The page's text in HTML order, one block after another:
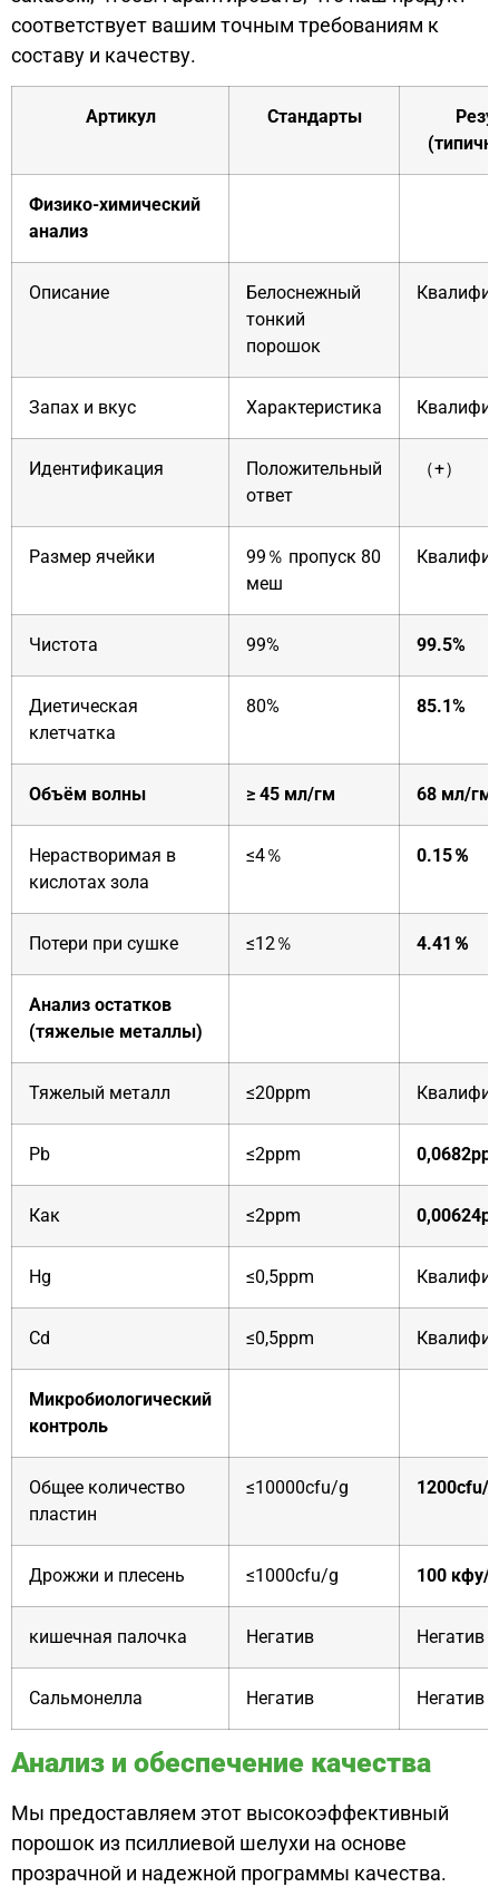
соответствует вашим точным требованиям к
составу и качеству.
Артикул Стандарты
Физико-химический
анализ
Описание
Белоснежный
тонкий
порошок
Запах и вкус Характеристика
Идентификация
Положительный
ответ
（+）
Размер ячейки
99％ пропуск 80
меш
Чистота 99% 99.5%
Диетическая
клетчатка
80% 85.1%
Объём волны ≥ 45 мл/гм 68 мл/гм
Нерастворимая в
кислотах зола
≤4％ 0.15％
Потери при сушке ≤12％ 4.41％
Анализ остатков
(тяжелые металлы)
Тяжелый металл ≤20ppm
Pb ≤2ppm
Как ≤2ppm
Hg ≤0,5ppm
Cd ≤0,5ppm
Микробиологический
контроль
Общее количество
пластин
≤10000cfu/g 1200cfu/g
Дрожжи и плесень ≤1000cfu/g 100 кфу/г
кишечная палочка Негатив Негатив
Сальмонелла Негатив Негатив
Анализ и обеспечение качества
Мы предоставляем этот высокоэффективный
порошок из псиллиевой шелухи на основе
прозрачной и надежной программы качества.